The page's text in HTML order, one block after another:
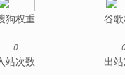
狗权重 谷
0
站次数 出